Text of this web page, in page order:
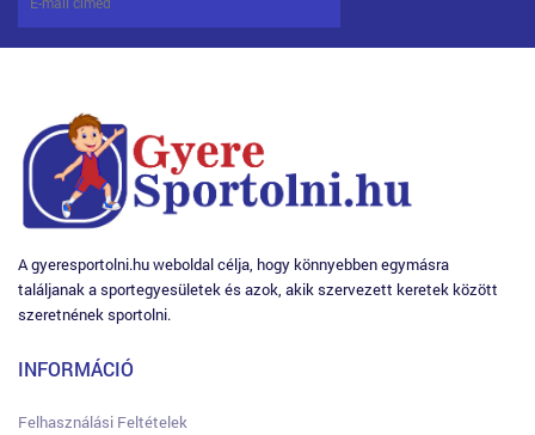
A gyeresportolni.hu weboldal célja, hogy könnyebben egymásra
találjanak a sportegyesületek és azok, akik szervezett keretek között
szeretnének sportolni.
INFORMÁCIÓ
Felhasználási Feltételek